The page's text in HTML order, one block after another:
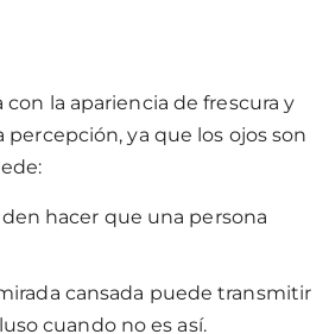
la apariencia de frescura y
ya que los ojos son
hacer que una persona
cansada puede transmitir
cuando no es así.